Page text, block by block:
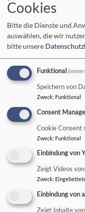
Bildrechte
Kantorei und
Der Posaunenchor
Kantatengottesdienst
Walter Haffner und
folgende Stunde:
das Thema am
Pfarrer Harald
das eigene Leben
Bewahrung, Heilung
Cookies
Bitte die Dienste und
auswählen, die wir
bitte unsere
Funktional
Speichern von
Zweck: Funktional
Consent
Cookie Consent
Zweck: Funktional
Einbindung von
Zeigt Videos
Zweck:
Einbindung von
Zeigt Inhalte